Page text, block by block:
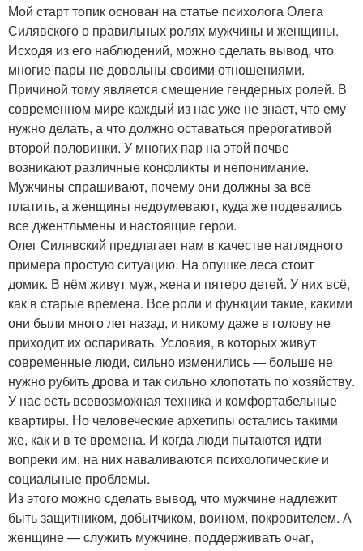
Мой старт топик основан на статье психолога Олега
Силявского о правильных ролях мужчины и женщины.
Исходя из его наблюдений, можно сделать вывод, что
многие пары не довольны своими отношениями.
Причиной тому является смещение гендерных ролей. В
современном мире каждый из нас уже не знает, что ему
нужно делать, а что должно оставаться прерогативой
второй половинки. У многих пар на этой почве
возникают различные конфликты и непонимание.
Мужчины спрашивают, почему они должны за всё
платить, а женщины недоумевают, куда же подевались
все джентльмены и настоящие герои.
Олег Силявский предлагает нам в качестве наглядного
примера простую ситуацию. На опушке леса стоит
домик. В нём живут муж, жена и пятеро детей. У них всё,
как в старые времена. Все роли и функции такие, какими
они были много лет назад, и никому даже в голову не
приходит их оспаривать. Условия, в которых живут
современные люди, сильно изменились — больше не
нужно рубить дрова и так сильно хлопотать по хозяйству.
У нас есть всевозможная техника и комфортабельные
квартиры. Но человеческие архетипы остались такими
же, как и в те времена. И когда люди пытаются идти
вопреки им, на них наваливаются психологические и
социальные проблемы.
Из этого можно сделать вывод, что мужчине надлежит
быть защитником, добытчиком, воином, покровителем. А
женщине — служить мужчине, поддерживать очаг,